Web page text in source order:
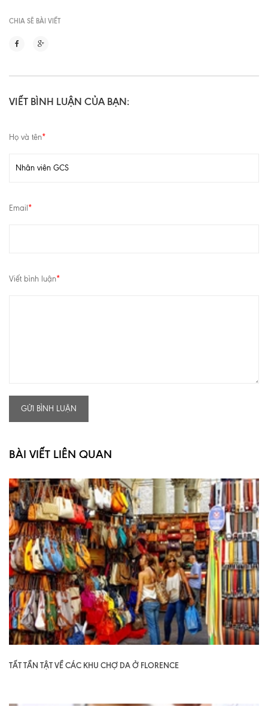
CHIA SẼ BÀI VIẾT
VIẾT BÌNH LUẬN CỦA BẠN:
Họ và tên*
Email *
Viết bình luận*
GỬI BÌNH LUẬN
BÀI VIẾT LIÊN QUAN
TẤT TẦN TẬT VỀ CÁC KHU CHỢ DA Ở FLORENCE